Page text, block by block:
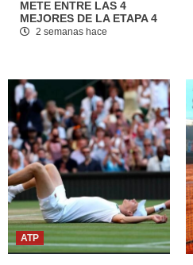
METE ENTRE LAS 4
MEJORES DE LA ETAPA 4
2 semanas hace
ATP